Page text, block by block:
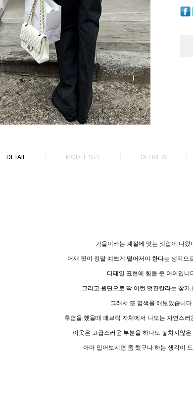
DETAIL MODEL SIZE DELIVERY
가을이라는 계절에 맞는 셋업이 나왔
어깨 핏이 정말 예쁘게 떨어저야 한다는 생각으
디테일 표현에 힘을 준 아이입니
그리고 원단으로 딱 이런 멋진칼라는 찾기
그래서 또 염색을 해보았습니다
후염을 했을때 패브릭 자체에서 나오는 자연스러
이옷은 고급스러운 부분을 하나도 놓치지않
아마 입어보시면 좀 했구나 하는 생각이